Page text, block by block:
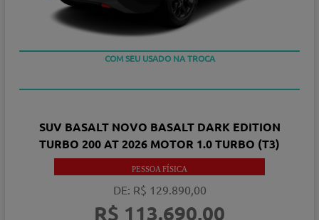
COM SEU USADO NA TROCA
SUV BASALT NOVO BASALT DARK EDITION
TURBO 200 AT 2026 MOTOR 1.0 TURBO (T3)
PESSOA FÍSICA
DE: R$ 129.890,00
R$ 113.690,00